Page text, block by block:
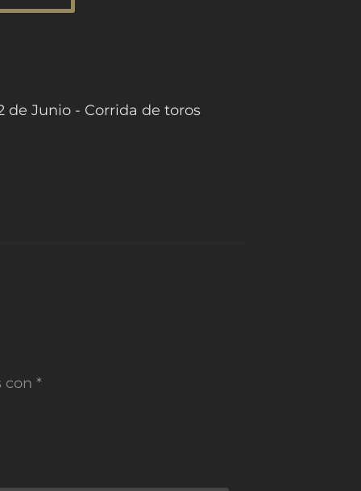
de Junio - Corrida de toros
con *